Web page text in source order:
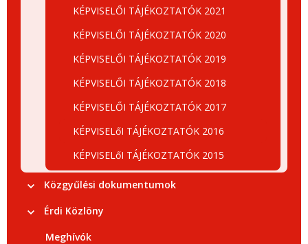
KÉPVISELŐI TÁJÉKOZTATÓK 2021
KÉPVISELŐI TÁJÉKOZTATÓK 2020
KÉPVISELŐI TÁJÉKOZTATÓK 2019
KÉPVISELŐI TÁJÉKOZTATÓK 2018
KÉPVISELŐI TÁJÉKOZTATÓK 2017
KÉPVISELőI TÁJÉKOZTATÓK 2016
KÉPVISELőI TÁJÉKOZTATÓK 2015
Közgyűlési dokumentumok
Érdi Közlöny
Meghívók